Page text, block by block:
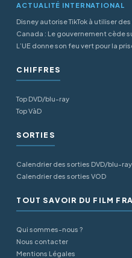
ACTUALITÉ INTERNATIONAL
Disney autorise TikTok à utiliser
Canada : Le gouvernement cède
L’UE donne son feu vert pour la
CHIFFRES
Top DVD/blu-ray
Top VàD
SORTIES
Calendrier des sorties DVD/blu-ray
Calendrier des sorties VOD
TOUT SAVOIR DU FILM
Qui sommes-nous ?
Nous contacter
Mentions Légales